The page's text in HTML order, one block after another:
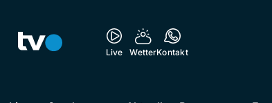
Live WetterKontakt